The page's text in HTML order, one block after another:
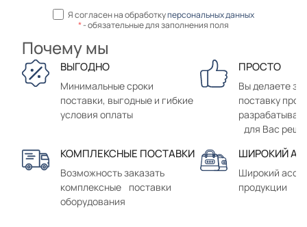
Я согласен на обработкуперсональных данных
*- обязательные для заполнения поля
Почему мы
ВЫГОДНО
Минимальные сроки
поставки, выгодные и гибкие
условия оплаты
ПРОСТО
Вы делаете
поставку
для Вас
КОМПЛЕКСНЫЕ ПОСТАВКИ
Возможность заказать
комплексные поставки
оборудования
ШИРОКИЙ
Широкий
продукции